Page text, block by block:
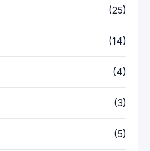
(25)
(14)
(4)
(3)
(5)